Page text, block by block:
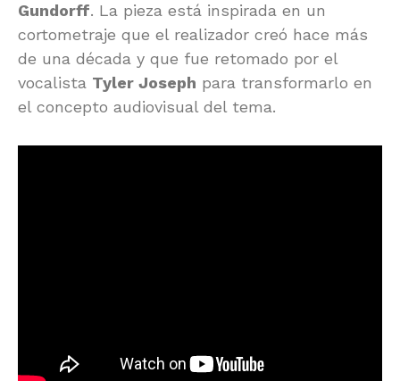
Gundorff. La pieza está inspirada en un
cortometraje que el realizador creó hace más
de una década y que fue retomado por el
vocalista Tyler Joseph para transformarlo en
el concepto audiovisual del tema.